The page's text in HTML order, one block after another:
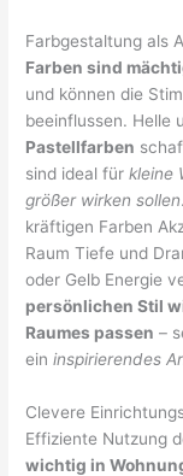
Farbgestaltung als
Farben sind
und können die
beeinflussen. Helle
Pastellfarben
sind ideal fürkleine
größer wirken sollen
kräftigen Farben
Raum Tiefe und
oder Gelb Energie
persönlichen Stil
Raumes passen –
eininspirierendes
Clevere
Effiziente Nutzung
wichtig in